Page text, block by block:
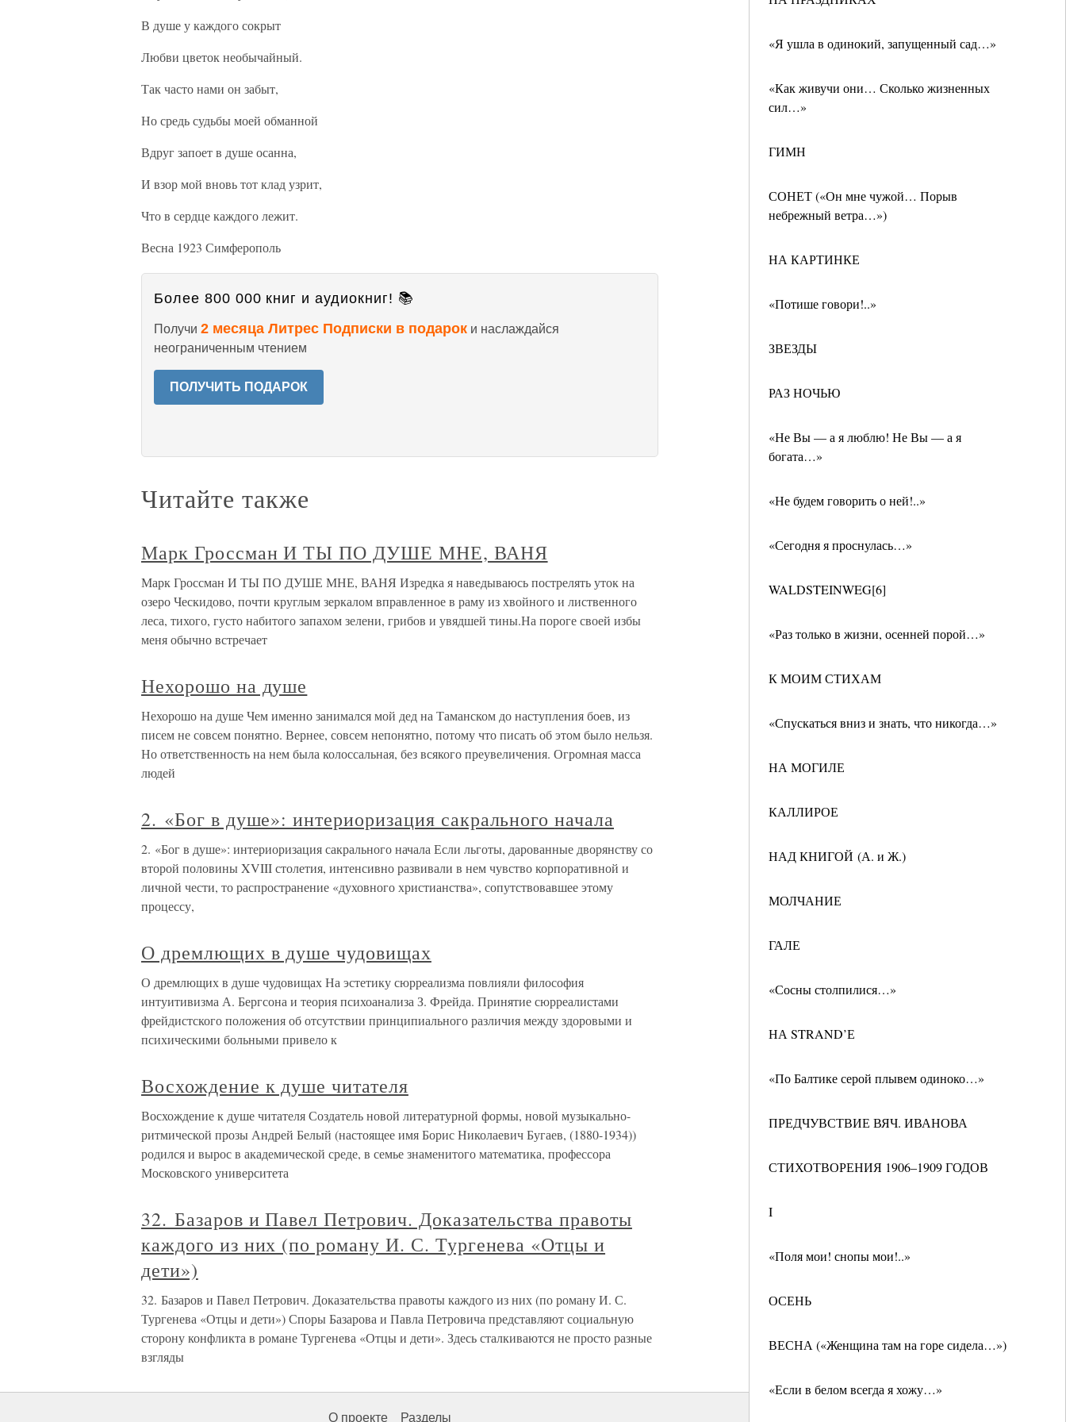
«Я ушла в одинокий, запущенный сад…»
«Как живучи они… Сколько жизненных
сил…»
ГИМН
СОНЕТ («Он мне чужой… Порыв
небрежный ветра…»)
НА КАРТИНКЕ
«Потише говори!..»
ЗВЕЗДЫ
РАЗ НОЧЬЮ
«Не Вы — а я люблю! Не Вы — а я
богата…»
«Не будем говорить о ней!..»
«Сегодня я проснулась…»
WALDSTEINWEG[6]
«Раз только в жизни, осенней порой…»
К МОИМ СТИХАМ
«Спускаться вниз и знать, что никогда…»
НА МОГИЛЕ
КАЛЛИРОЕ
НАД КНИГОЙ (А. и Ж.)
МОЛЧАНИЕ
ГАЛЕ
«Сосны столпилися…»
НА STRAND’Е
«По Балтике серой плывем одиноко…»
ПРЕДЧУВСТВИЕ ВЯЧ. ИВАНОВА
СТИХОТВОРЕНИЯ 1906–1909 ГОДОВ
I
«Поля мои! снопы мои!..»
ОСЕНЬ
ВЕСНА («Женщина там на горе сидела…»)
«Если в белом всегда я хожу…»
В душе у каждого сокрыт
Любви цветок необычайный.
Так часто нами он забыт,
Но средь судьбы моей обманной
Вдруг запоет в душе осанна,
И взор мой вновь тот клад узрит,
Что в сердце каждого лежит.
Весна 1923 Симферополь
Более 800 000 книг и аудиокниг! 📚
Получи 2 месяца Литрес Подписки в подарок и наслаждайся
неограниченным чтением
ПОЛУЧИТЬ ПОДАРОК
Читайте также
Марк Гроссман И ТЫ ПО ДУШЕ МНЕ, ВАНЯ
Марк Гроссман И ТЫ ПО ДУШЕ МНЕ, ВАНЯ Изредка я наведываюсь пострелять уток на
озеро Ческидово, почти круглым зеркалом вправленное в раму из хвойного и лиственного
леса, тихого, густо набитого запахом зелени, грибов и увядшей тины.На пороге своей избы
меня обычно встречает
Нехорошо на душе
Нехорошо на душе Чем именно занимался мой дед на Таманском до наступления боев, из
писем не совсем понятно. Вернее, совсем непонятно, потому что писать об этом было нельзя.
Но ответственность на нем была колоссальная, без всякого преувеличения. Огромная масса
людей
2. «Бог в душе»: интериоризация сакрального начала
2. «Бог в душе»: интериоризация сакрального начала Если льготы, дарованные дворянству со
второй половины XVIII столетия, интенсивно развивали в нем чувство корпоративной и
личной чести, то распространение «духовного христианства», сопутствовавшее этому
процессу,
О дремлющих в душе чудовищах
О дремлющих в душе чудовищах На эстетику сюрреализма повлияли философия
интуитивизма А. Бергсона и теория психоанализа З. Фрейда. Принятие сюрреалистами
фрейдистского положения об отсутствии принципиального различия между здоровыми и
психическими больными привело к
Восхождение к душе читателя
Восхождение к душе читателя Создатель новой литературной формы, новой музыкально-
ритмической прозы Андрей Белый (настоящее имя Борис Николаевич Бугаев, (1880-1934))
родился и вырос в академической среде, в семье знаменитого математика, профессора
Московского университета
32. Базаров и Павел Петрович. Доказательства правоты
каждого из них (по роману И. С. Тургенева «Отцы и
дети»)
32. Базаров и Павел Петрович. Доказательства правоты каждого из них (по роману И. С.
Тургенева «Отцы и дети») Споры Базарова и Павла Петровича представляют социальную
сторону конфликта в романе Тургенева «Отцы и дети». Здесь сталкиваются не просто разные
взгляды
О проекте Разделы